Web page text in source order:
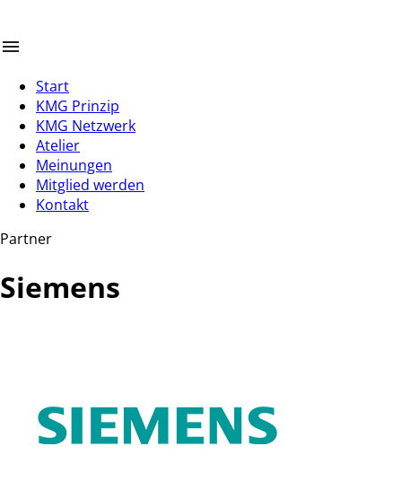
Start
KMG Prinzip
KMG Netzwerk
Atelier
Meinungen
Mitglied werden
Kontakt
Partner
Siemens